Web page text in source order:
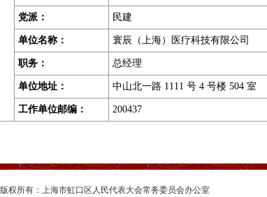
党派： 民建
单位名称： 寰辰（上海）医疗科技有限公司
职务： 总经理
单位地址： 中山北一路 1111 号 4 号楼 504 室
工作单位邮编： 200437
版权所有：上海市虹口区人民代表大会常务委员会办公室